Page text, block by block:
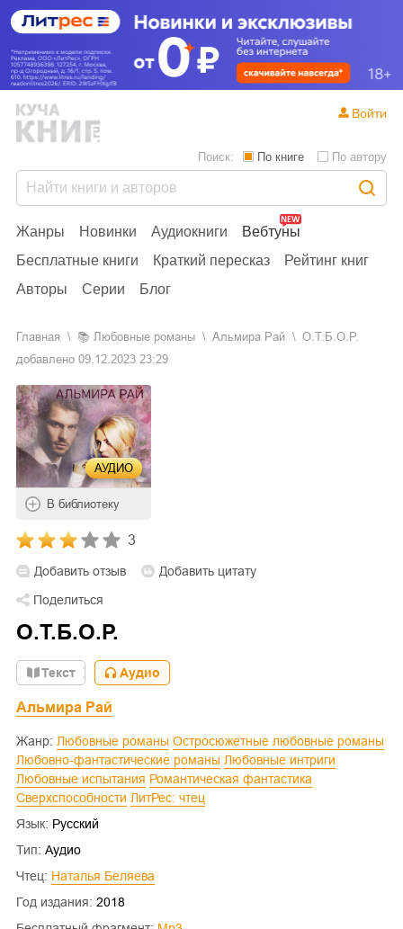
Жанры Новинки Аудиокниги
Вебтуны
Бесплатные книги
Краткий пересказ
Рейтинг книг
Авторы
Серии Блог
Поиск: По книге По автору
Войти
Главная 📚 любовные романы Альмира Рай
О.Т.Б.О.Р.
добавлено 09.12.2023 23:29
АУДИО
В библиотеку
3
Добавить отзыв
Добавить цитату
Поделиться
О.Т.Б.О.Р.
Текст Аудио
Альмира Рай
Жанр: Любовные романы
Остросюжетные любовные романы
Любовно-фантастические романы
Любовные интриги
Любовные испытания
Романтическая фантастика
Сверхспособности
ЛитРес: чтец
Язык: Русский
Тип: Аудио
Чтец:
Наталья Беляева
Год издания: 2018